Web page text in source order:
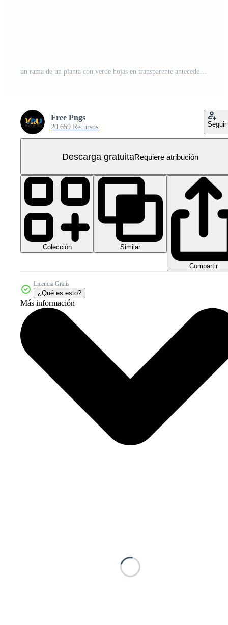
un rama de un planta con verde hojas en transparente antecedentes PNG Gratis
Free Pngs
20.659 Recursos Seguir
Descarga gratuitaRequiere atribución
Colección Similar
Compartir
Licencia Gratis
¿Qué es esto?
Más información